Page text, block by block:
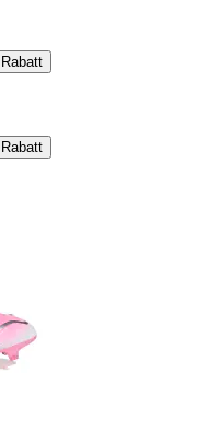
Rabatt
Rabatt